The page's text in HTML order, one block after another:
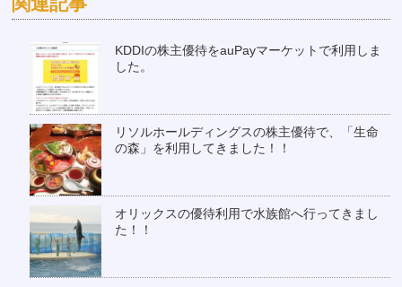
KDDIの株主優待をauPayマーケットで利用しま
した。
リソルホールディングスの株主優待で、「生命
の森」を利用してきました！！
オリックスの優待利用で水族館へ行ってきまし
た！！